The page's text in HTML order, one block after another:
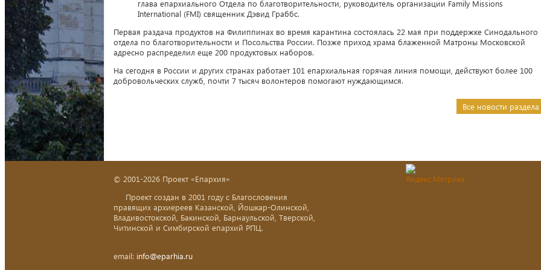
глава епархиального Отдела по благотворительности, руководитель организации Family Missions
International (FMI) священник Дэвид Граббс.
Первая раздача продуктов на Филиппинах во время карантина состоялась 22 мая при поддержке Синодального
отдела по благотворительности и Посольства России. Позже приход храма блаженной Матроны Московской
адресно распределил еще 200 продуктовых наборов.
На сегодня в России и других странах работает 101 епархиальная горячая линия помощи, действуют более 100
добровольческих служб, почти 7 тысяч волонтеров помогают нуждающимся.
Все новости
© 2001-2026 Проект «Епархия»
Проект создан в 2001 году с Благословения
правящих архиереев Казанской, Йошкар-Олинской,
Владивостокской, Бакинской, Барнаульской, Тверской,
Читинской и Симбирской епархий РПЦ.
email: info@eparhia.ru